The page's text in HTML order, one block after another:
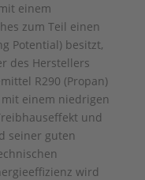
einem
zum Teil einen
Potential) besitzt,
des Herstellers
R290 (Propan)
einem niedrigen
und
seiner guten
wird